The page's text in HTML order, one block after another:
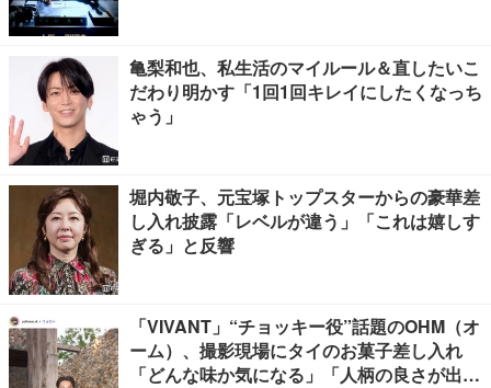
亀梨和也、私生活のマイルール＆直したいこ
だわり明かす「1回1回キレイにしたくなっち
ゃう」
堀内敬子、元宝塚トップスターからの豪華差
し入れ披露「レベルが違う」「これは嬉しす
ぎる」と反響
「VIVANT」“チョッキー役”話題のOHM（オ
ーム）、撮影現場にタイのお菓子差し入れ
「どんな味か気になる」「人柄の良さが出て